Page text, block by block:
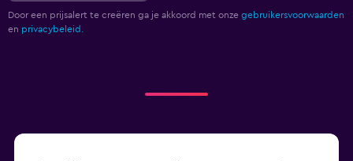
Door een prijsalert te creëren ga je akkoord met onze gebruikersvoorwaarden
en privacybeleid.